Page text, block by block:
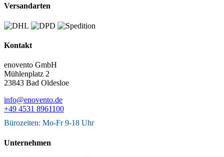
Versandarten
Kontakt
enovento GmbH
Mühlenplatz 2
23843 Bad Oldesloe
info@enovento.de
+49 4531 8961100
Bürozeiten: Mo-Fr 9-18 Uhr
Unternehmen